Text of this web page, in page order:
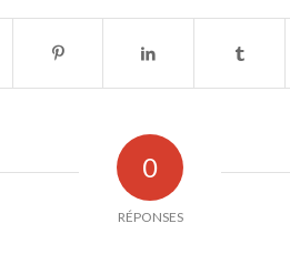
0
RÉPONSES